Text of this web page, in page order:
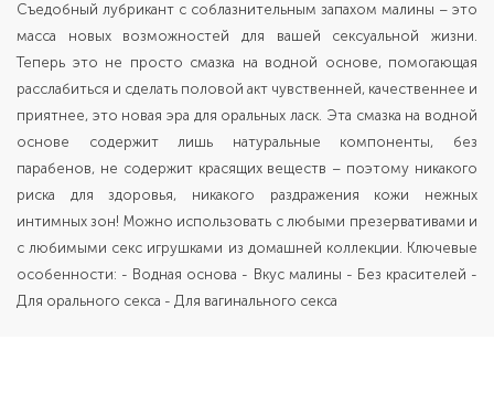
Съедобный лубрикант с соблазнительным запахом малины – это
масса новых возможностей для вашей сексуальной жизни.
Теперь это не просто смазка на водной основе, помогающая
расслабиться и сделать половой акт чувственней, качественнее и
приятнее, это новая эра для оральных ласк. Эта смазка на водной
основе содержит лишь натуральные компоненты, без
парабенов, не содержит красящих веществ – поэтому никакого
риска для здоровья, никакого раздражения кожи нежных
интимных зон! Можно использовать с любыми презервативами и
с любимыми секс игрушками из домашней коллекции. Ключевые
особенности: - Водная основа - Вкус малины - Без красителей -
Для орального секса - Для вагинального секса